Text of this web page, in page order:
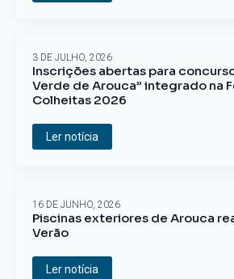
Inscrições abertas para
Verde de Arouca” integrado na
Colheitas 2026
3 DE JULHO, 2026
Ler notícia
Piscinas exteriores de Arouca
Verão
16 DE JUNHO, 2026
Ler notícia